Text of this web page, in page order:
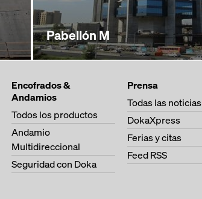
Pabellón M
Encofrados &
Andamios
Todos los productos
Andamio
Multidireccional
Seguridad con Doka
Prensa
Todas las noticias
DokaXpress
Ferias y citas
Feed RSS